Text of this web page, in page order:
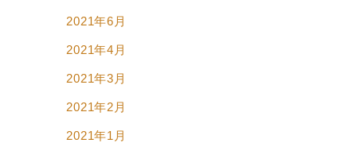
2021年6月
2021年4月
2021年3月
2021年2月
2021年1月